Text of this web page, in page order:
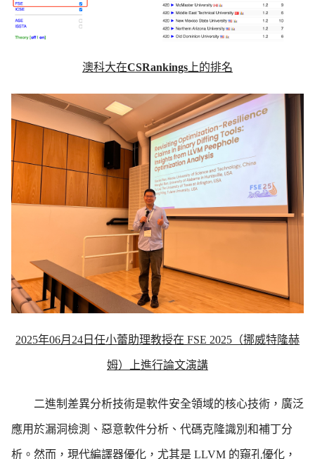
澳科大在CSRankings 上的排名
2025年06月 24 日任小蕾助理教授在 FSE 2025 （挪威特隆赫
姆）上進行論文演講
二進制差異分析技術是軟件安全領域的核心技術，廣泛
應用於漏洞檢測、惡意軟件分析、代碼克隆識別和補丁分
析。然而，現代編譯器優化，尤其是 LLVM 的窺孔優化，